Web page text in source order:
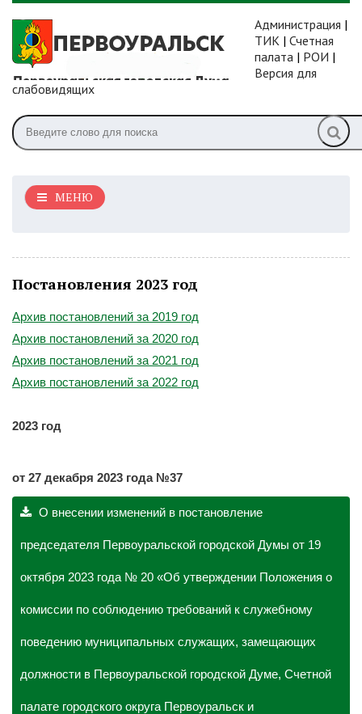
Администрация |
ТИК | Счетная
палата | РОИ |
Версия для
слабовидящих
МЕНЮ
Постановления 2023 год
Архив постановлений за 2019 год
Архив постановлений за 2020 год
Архив постановлений за 2021 год
Архив постановлений за 2022 год
2023 год
от 27 декабря 2023 года №37
О внесении изменений в постановление
председателя Первоуральской городской Думы от 19
октября 2023 года № 20 «Об утверждении Положения о
комиссии по соблюдению требований к служебному
поведению муниципальных служащих, замещающих
должности в Первоуральской городской Думе, Счетной
палате городского округа Первоуральск и